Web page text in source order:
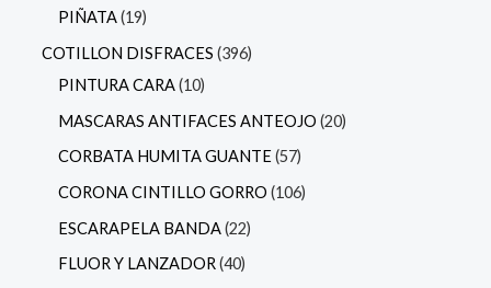
PIÑATA 19
COTILLON DISFRACES 396
PINTURA CARA 10
MASCARAS ANTIFACES ANTEOJO 20
CORBATA HUMITA GUANTE 57
CORONA CINTILLO GORRO 106
ESCARAPELA BANDA 22
FLUOR Y LANZADOR 40